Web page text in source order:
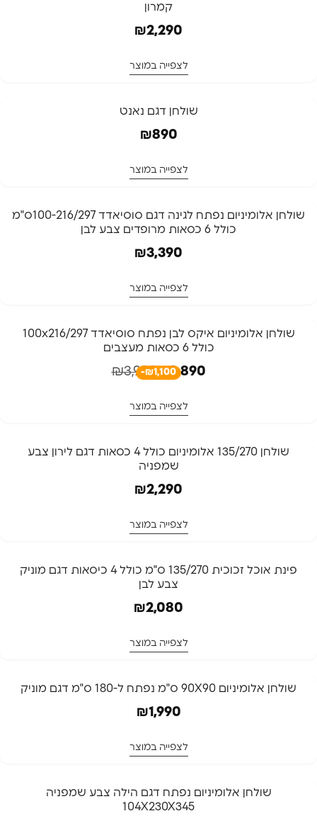
קמרון
₪2,290
לצפייה במוצר
שולחן דגם נאנט
₪890
לצפייה במוצר
שולחן אלומיניום נפתח לגינה דגם סוסיאדד 100-216/297ס"מ
כולל 6 כסאות מרופדים צבע לבן
₪3,390
לצפייה במוצר
-28%
שולחן אלומיניום איקס לבן נפתח סוסיאדד 100x216/297
כולל 6 כסאות מעצבים
₪3,990₪2,890
-₪1,100
לצפייה במוצר
שולחן 135/270 אלומיניום כולל 4 כסאות דגם לירון צבע
שמפניה
₪2,290
לצפייה במוצר
פינת אוכל זכוכית 135/270 ס"מ כולל 4 כיסאות דגם מוניק
צבע לבן
₪2,080
לצפייה במוצר
שולחן אלומיניום 90X90 ס"מ נפתח ל-180 ס"מ דגם מוניק
₪1,990
לצפייה במוצר
המלאי אזלשולחן אלומיניום נפתח דגם הילה צבע שמפניה
104X230X345